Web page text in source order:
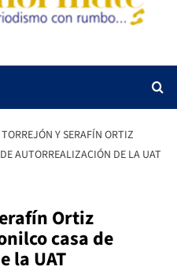
Y SERAFÍN ORTIZ
AUTORREALIZACIÓN DE LA UAT
Ortiz
casa de
la UAT